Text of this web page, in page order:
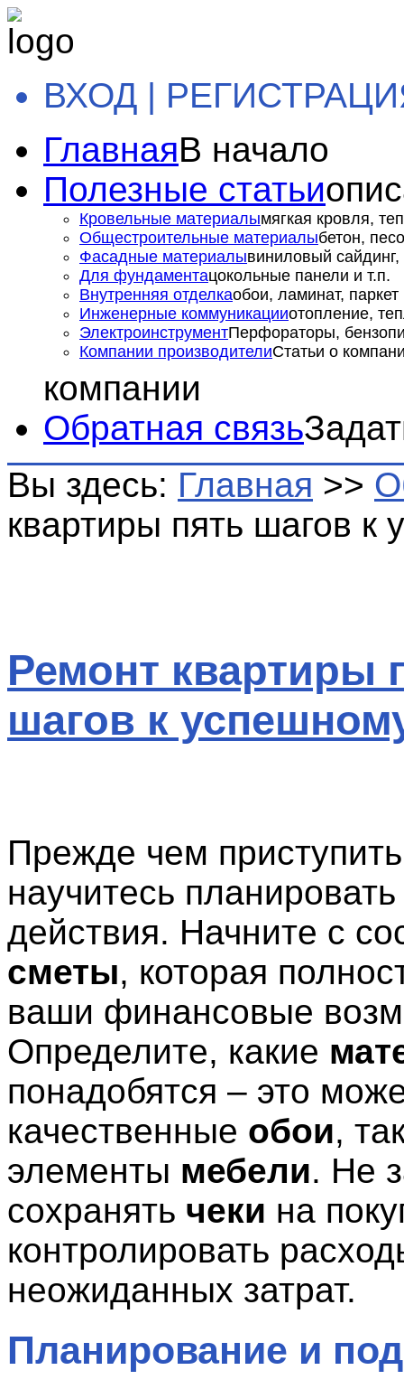
ВХОД |
ГлавнаяВ начало
Полезные статьи
Кровельные материалымягкая кровля,
Общестроительные материалыбетон,
Фасадные материалывиниловый сайдинг,
Для фундаментацокольные панели и т.п.
Внутренняя отделкаобои, ламинат, паркет
Инженерные коммуникацииотопление,
ЭлектроинструментПерфораторы,
Компании производителиСтатьи о
компании
Обратная связь
Вы здесь: Главная >>
квартиры пять шагов к
Ремонт квартиры
шагов к
Прежде чем
научитесь
действия. Начните с
сметы, которая
ваши финансовые
Определите, какие
понадобятся – это
качественные обои,
элементы мебели. Не
сохранять чеки на
контролировать
неожиданных затрат.
Планирование и